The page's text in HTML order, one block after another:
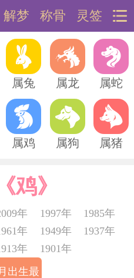
灵签
称骨
解梦
属兔 属龙 属蛇
属鸡 属狗 属猪
鸡》
年 1997年
1985年
年 1949年
1937年
年
1901年
出生最